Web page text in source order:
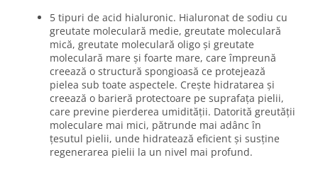
5 tipuri de acid hialuronic. Hialuronat de sodiu cu
greutate moleculară medie, greutate moleculară
mică, greutate moleculară oligo și greutate
moleculară mare și foarte mare, care împreună
creează o structură spongioasă ce protejează
pielea sub toate aspectele. Crește hidratarea și
creează o barieră protectoare pe suprafața pielii,
care previne pierderea umidității. Datorită greutății
moleculare mai mici, pătrunde mai adânc în
țesutul pielii, unde hidratează eficient și susține
regenerarea pielii la un nivel mai profund.